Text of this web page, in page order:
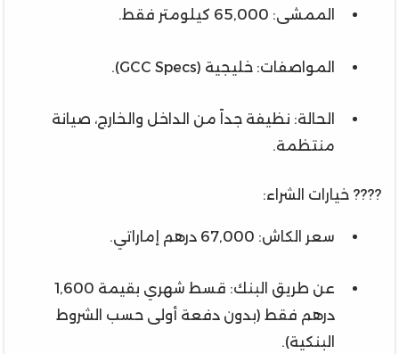
الممشى: 65,000 كيلومتر فقط.
المواصفات: خليجية (GCC Specs).
الحالة: نظيفة جداً من الداخل والخارج، صيانة
منتظمة.
???? خيارات الشراء:
سعر الكاش: 67,000 درهم إماراتي.
عن طريق البنك: قسط شهري بقيمة 1,600
درهم فقط (بدون دفعة أولى حسب الشروط
البنكية).